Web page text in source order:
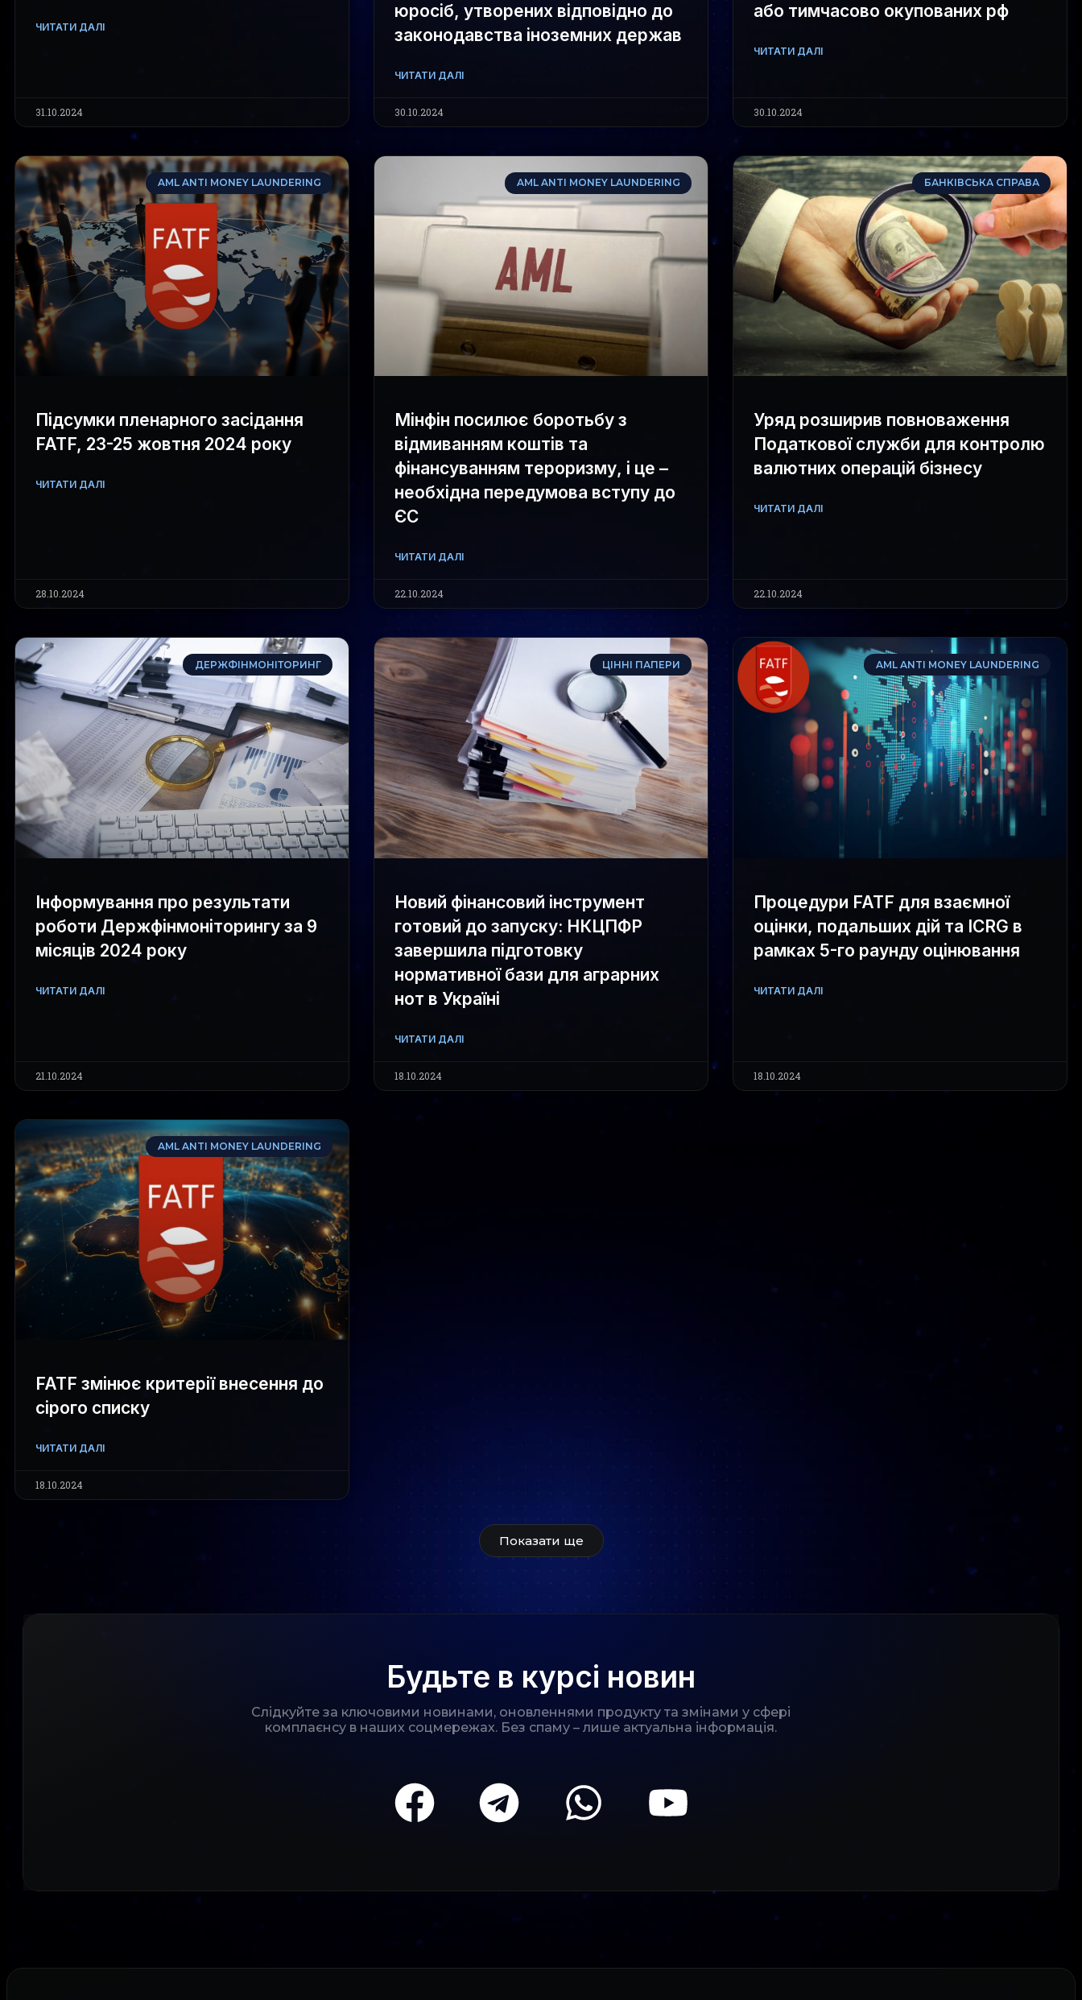
ЧИТАТИ ДАЛІ
31.10.2024
юросіб, утворених відповідно до
законодавства іноземних держав
ЧИТАТИ ДАЛІ
30.10.2024
або тимчасово окупованих рф
ЧИТАТИ ДАЛІ
30.10.2024
AML ANTI MONEY LAUNDERING
Підсумки пленарного засідання
FATF, 23-25 жовтня 2024 року
ЧИТАТИ ДАЛІ
28.10.2024
AML ANTI MONEY LAUNDERING
Мінфін посилює боротьбу з
відмиванням коштів та
фінансуванням тероризму, і це –
необхідна передумова вступу до
ЄС
ЧИТАТИ ДАЛІ
22.10.2024
БАНКІВСЬКА СПРАВА
Уряд розширив повноваження
Податкової служби для контролю
валютних операцій бізнесу
ЧИТАТИ ДАЛІ
22.10.2024
ДЕРЖФІНМОНІТОРИНГ
Інформування про результати
роботи Держфінмоніторингу за 9
місяців 2024 року
ЧИТАТИ ДАЛІ
21.10.2024
ЦІННІ ПАПЕРИ
Новий фінансовий інструмент
готовий до запуску: НКЦПФР
завершила підготовку
нормативної бази для аграрних
нот в Україні
ЧИТАТИ ДАЛІ
18.10.2024
AML ANTI MONEY LAUNDERING
Процедури FATF для взаємної
оцінки, подальших дій та ICRG в
рамках 5-го раунду оцінювання
ЧИТАТИ ДАЛІ
18.10.2024
AML ANTI MONEY LAUNDERING
FATF змінює критерії внесення до
сірого списку
ЧИТАТИ ДАЛІ
18.10.2024
Показати ще
Будьте в курсі новин
Слідкуйте за ключовими новинами, оновленнями продукту та змінами у сфері
комплаєнсу в наших соцмережах. Без спаму – лише актуальна інформація.